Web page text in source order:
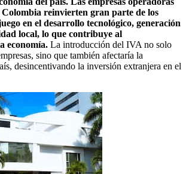
Colombia reinvierten gran parte de los
en el desarrollo tecnológico, generación
local, lo que contribuye al
economía. La introducción del IVA no solo
sino que también afectaría la
desincentivando la inversión extranjera en el